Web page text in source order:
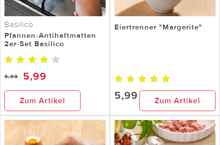
Basilico
Pfannen-Antihaftmatten
2er-Set Basilico
9,99 5,99
Zum Artikel
Eiertrenner "Margerite"
5,99 Zum Artikel